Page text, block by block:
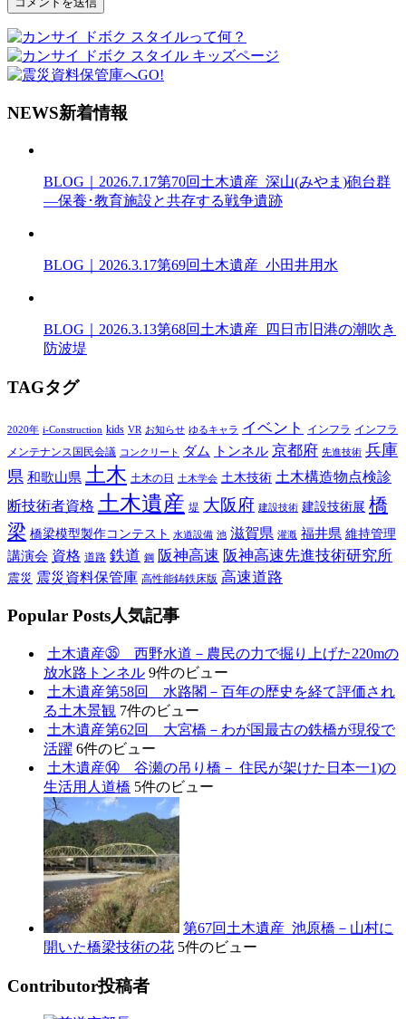
NEWS新着情報
BLOG｜2026.7.17第70回土木遺産_深山(みやま)砲台群
―保養･教育施設と共存する戦争遺跡
BLOG｜2026.3.17第69回土木遺産_小田井用水
BLOG｜2026.3.13第68回土木遺産_四日市旧港の潮吹き
防波堤
TAGタグ
2020年 i-Construction kids VR お知らせ ゆるキャラ イベント インフラ インフラ
メンテナンス国民会議
コンクリート ダム トンネル 京都府 先進技術 兵庫
県 和歌山県 土木 土木の日 土木学会 土木技術 土木構造物点検診
断技術者資格 土木遺産 堤 大阪府 建設技術 建設技術展 橋
梁 橋梁模型製作コンテスト 水道設備 池 滋賀県 灌漑 福井県 維持管理
講演会 資格 道路 鉄道 鋼 阪神高速 阪神高速先進技術研究所
震災 震災資料保管庫 高性能鋳鉄床版 高速道路
Popular Posts人気記事
土木遺産㉟ 西野水道－農民の力で掘り上げた220mの
放水路トンネル 9件のビュー
土木遺産第58回 水路閣－百年の歴史を経て評価され
る土木景観 7件のビュー
土木遺産第62回 大宮橋－わが国最古の鉄橋が現役で
活躍 6件のビュー
土木遺産⑭ 谷瀬の吊り橋－ 住民が架けた日本一1)の
生活用人道橋 5件のビュー
第67回土木遺産_池原橋－山村に
開いた橋梁技術の花 5件のビュー
Contributor投稿者